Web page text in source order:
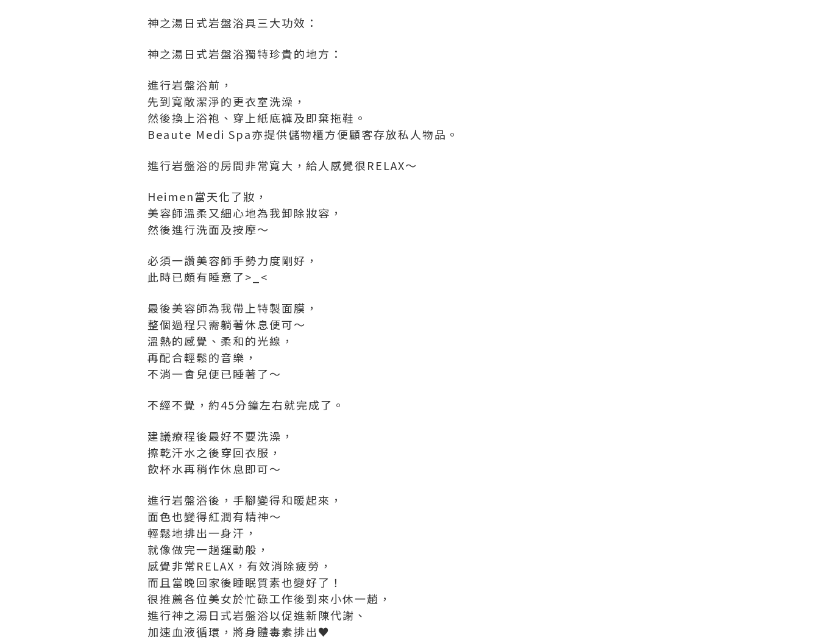
神之湯日式岩盤浴具三大功效：
神之湯日式岩盤浴獨特珍貴的地方：
進行岩盤浴前，
先到寬敞潔淨的更衣室洗澡，
然後換上浴袍、穿上紙底褲及即棄拖鞋。
Beaute Medi Spa亦提供儲物櫃方便顧客存放私人物品。
進行岩盤浴的房間非常寬大，給人感覺很RELAX～
Heimen當天化了妝，
美容師溫柔又細心地為我卸除妝容，
然後進行洗面及按摩～
必須一讚美容師手勢力度剛好，
此時已頗有睡意了>_<
最後美容師為我帶上特製面膜，
整個過程只需躺著休息便可～
溫熱的感覺、柔和的光線，
再配合輕鬆的音樂，
不消一會兒便已睡著了～
不經不覺，約45分鐘左右就完成了。
建議療程後最好不要洗澡，
擦乾汗水之後穿回衣服，
飲杯水再稍作休息即可～
進行岩盤浴後，手腳變得和暖起來，
面色也變得紅潤有精神～
輕鬆地排出一身汗，
就像做完一趟運動般，
感覺非常RELAX，有效消除疲勞，
而且當晚回家後睡眠質素也變好了！
很推薦各位美女於忙碌工作後到來小休一趟，
進行神之湯日式岩盤浴以促進新陳代謝、
加速血液循環，將身體毒素排出♥